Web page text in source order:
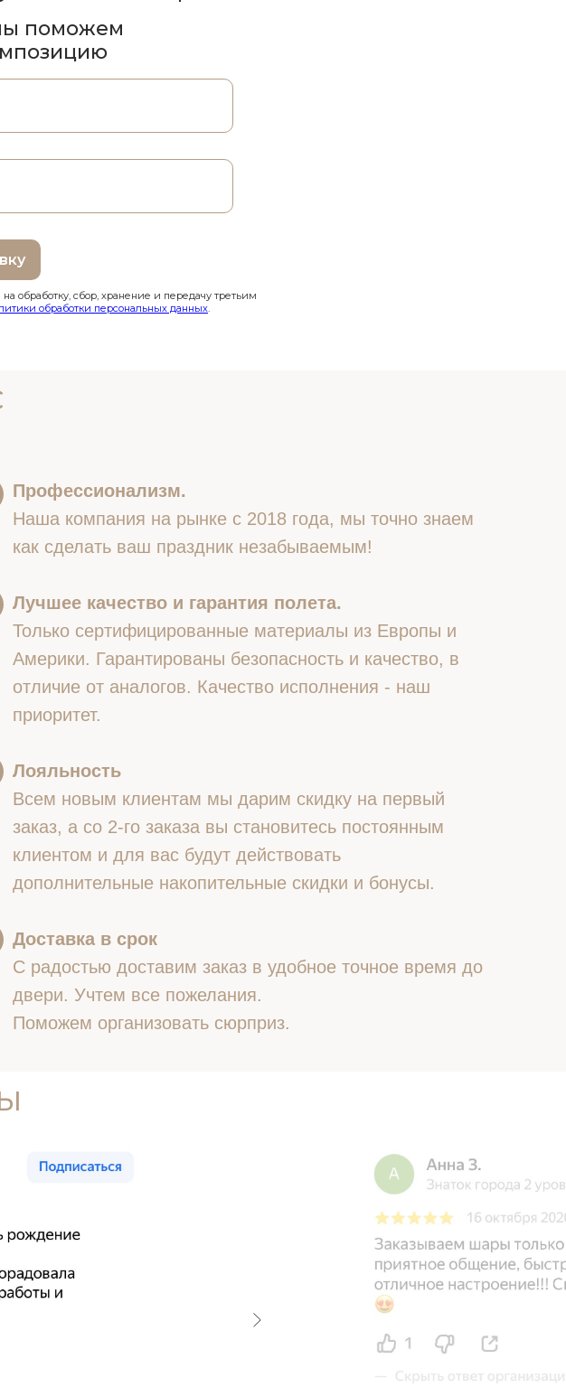
поможем
обработку, сбор, хранение и передачу третьим
обработки персональных данных.
Профессионализм.
Наша компания на рынке с 2018 года, мы точно знаем
как сделать ваш праздник незабываемым!
Лучшее качество и гарантия полета.
Только сертифицированные материалы из Европы и
Америки. Гарантированы безопасность и качество, в
отличие от аналогов. Качество исполнения - наш
приоритет.
Лояльность
Всем новым клиентам мы дарим скидку на первый
заказ, а со 2-го заказа вы становитесь постоянным
клиентом и для вас будут действовать
дополнительные накопительные скидки и бонусы.
Доставка в срок
С радостью доставим заказ в удобное точное время до
двери. Учтем все пожелания.
Поможем организовать сюрприз.